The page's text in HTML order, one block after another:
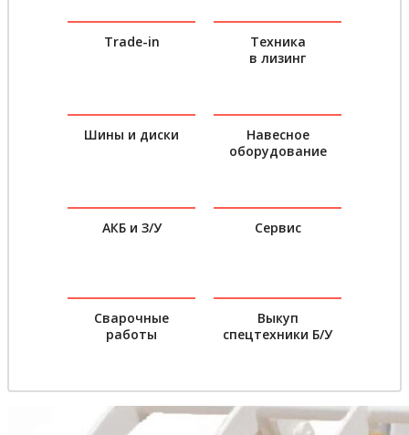
Trade-in
Техника
в лизинг
Шины и диски
Навесное
оборудование
АКБ и З/У Сервис
Сварочные
работы
Выкуп
спецтехники Б/У